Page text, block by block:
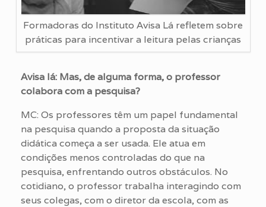
Formadoras do Instituto Avisa Lá refletem sobre
práticas para incentivar a leitura pelas crianças
Avisa lá: Mas, de alguma forma, o professor
colabora com a pesquisa?
MC: Os professores têm um papel fundamental
na pesquisa quando a proposta da situação
didática começa a ser usada. Ele atua em
condições menos controladas do que na
pesquisa, enfrentando outros obstáculos. No
cotidiano, o professor trabalha interagindo com
seus colegas, com o diretor da escola, com as